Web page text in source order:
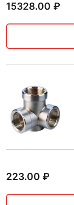
15328.00 ₽
223.00 ₽